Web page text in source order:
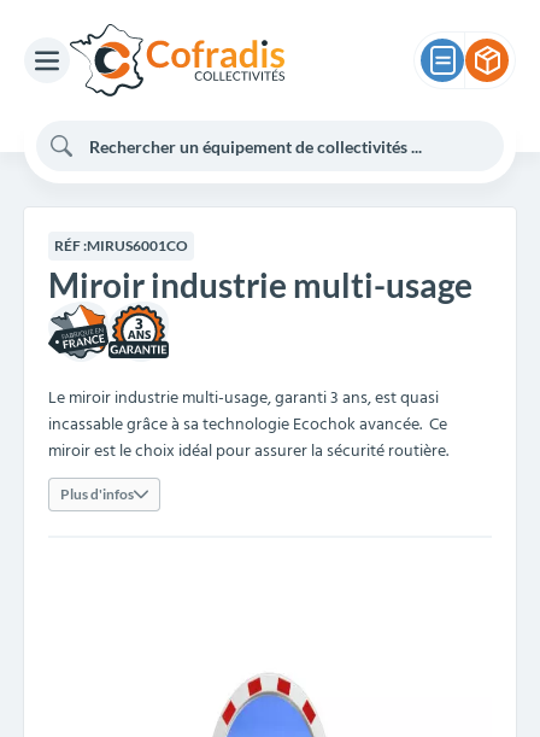
RÉF :MIRUS6001CO
Miroir industrie multi-usage
3
Le miroir industrie multi-usage, garanti 3 ans, est quasi
incassable grâce à sa technologie Ecochok avancée. Ce
miroir est le choix idéal pour assurer la sécurité routière.
Plus d'infos